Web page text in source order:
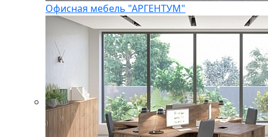
Офисная мебель "АРГЕНТУМ"